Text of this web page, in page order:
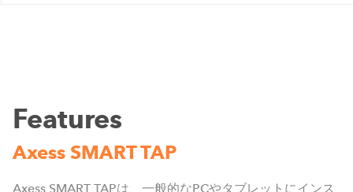
Features
Axess SMART TAP
Axess SMART TAPは、一般的なPCやタブレットにインス